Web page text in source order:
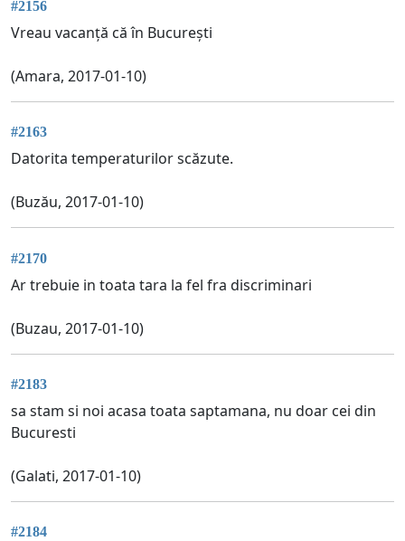
#2156
Vreau vacanță că în București
(Amara, 2017-01-10)
#2163
Datorita temperaturilor scăzute.
(Buzău, 2017-01-10)
#2170
Ar trebuie in toata tara la fel fra discriminari
(Buzau, 2017-01-10)
#2183
sa stam si noi acasa toata saptamana, nu doar cei din
Bucuresti
(Galati, 2017-01-10)
#2184